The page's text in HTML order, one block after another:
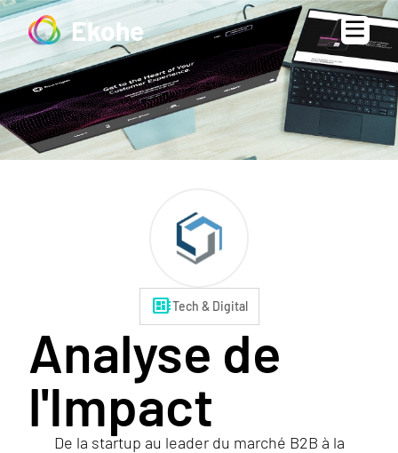
Ekohe
developer_boardTech & Digital
Analyse de
l'Impact
De la startup au leader du marché B2B à la